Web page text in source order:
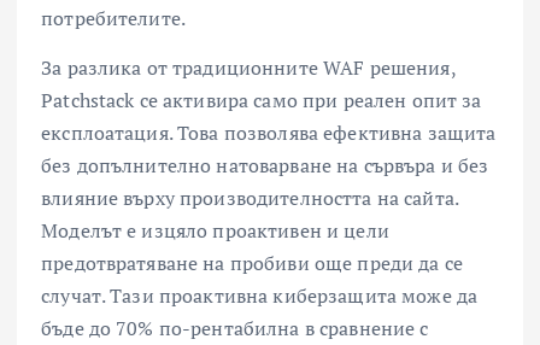
потребителите.
За разлика от традиционните WAF решения,
Patchstack се активира само при реален опит за
експлоатация. Това позволява ефективна защита
без допълнително натоварване на сървъра и без
влияние върху производителността на сайта.
Моделът е изцяло проактивен и цели
предотвратяване на пробиви още преди да се
случат. Тази проактивна киберзащита може да
бъде до 70% по-рентабилна в сравнение с